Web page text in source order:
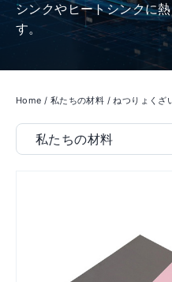
シンクやヒートシンクに
す。
Home / 私たちの材料 / ねつりょくざ
Filter